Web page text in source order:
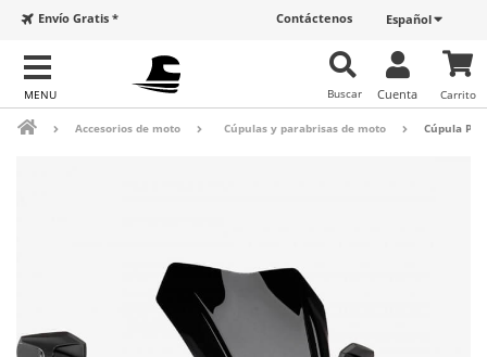
Español
Contáctenos
Envío Gratis *
Carrito
Cuenta
Buscar
Accesorios de moto Cúpulas y parabrisas de moto Cúpula